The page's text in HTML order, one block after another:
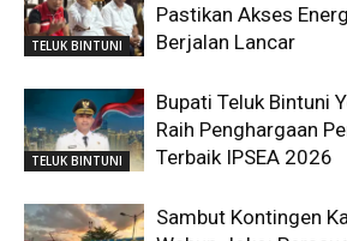
TELUK BINTUNI
Pastikan Akses
Berjalan Lancar
TELUK BINTUNI
Bupati Teluk Bintuni
Raih Penghargaan
Terbaik IPSEA 2026
Sambut Kontingen